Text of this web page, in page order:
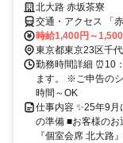
北大路 赤坂茶寮
交通・アクセス 「
前駅」「溜池山王
時給1,400円～
東京都東京23区千
勤務時間詳細 ⏰10
ます。 ※ご申告の
時間～OK
仕事内容 ✨25年9月
の準備 ■お客様のお
『個室会席 北大路